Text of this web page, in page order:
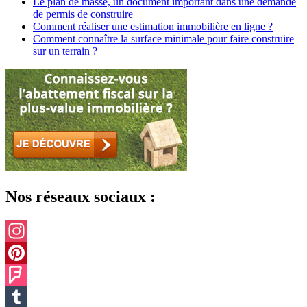
de permis de construire
Comment réaliser une estimation immobilière en ligne ?
Comment connaître la surface minimale pour faire construire
sur un terrain ?
Nos réseaux sociaux :
Instagram
Pinterest
Foursquare